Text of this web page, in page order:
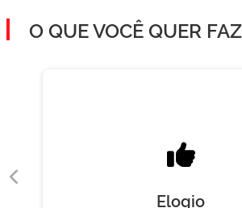
O QUE VOCÊ QUER
Elogio